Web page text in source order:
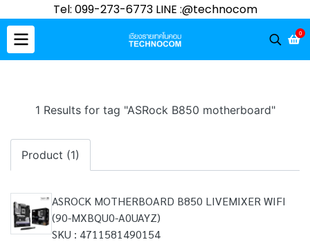
Tel: 099-273-6773 LINE :@technocom
0
1 Results for tag "ASRock B850 motherboard"
Product (1)
ASROCK MOTHERBOARD B850 LIVEMIXER WIFI
(90-MXBQU0-A0UAYZ)
SKU : 4711581490154